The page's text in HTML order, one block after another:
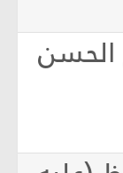
الحسن